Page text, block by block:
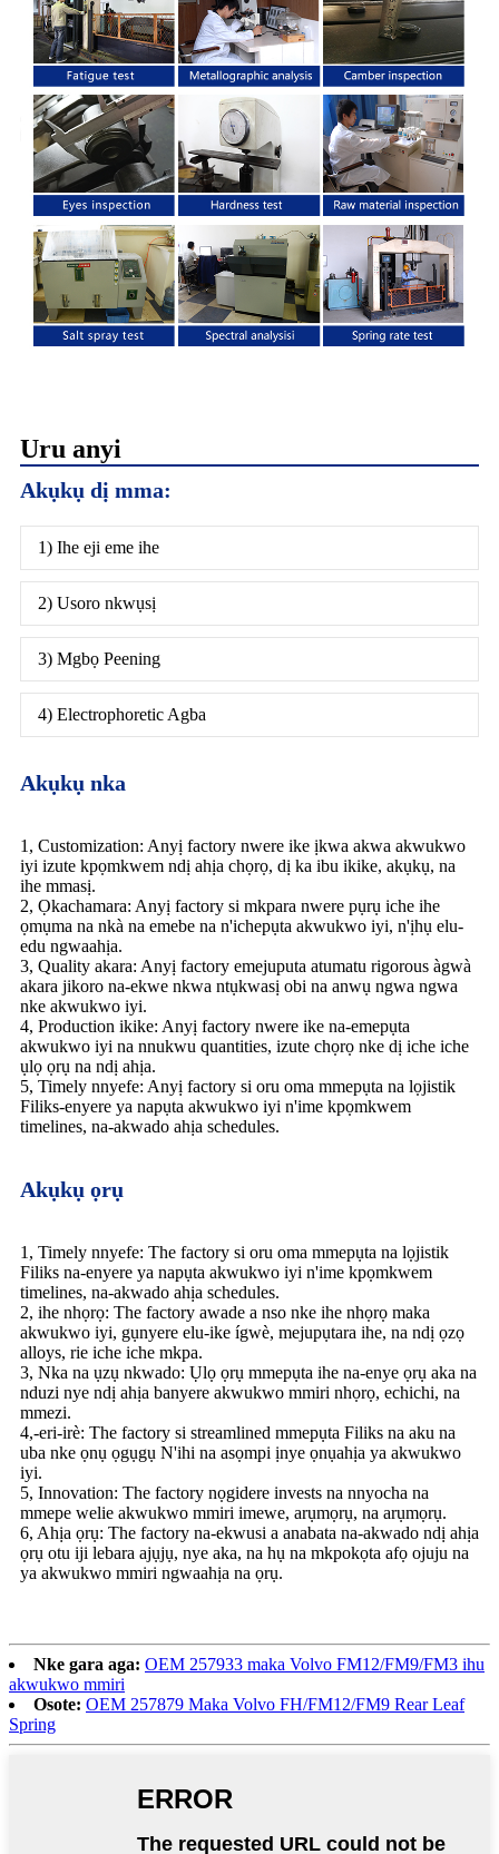
Uru anyi
Akụkụ dị mma:
1) Ihe eji eme ihe
2) Usoro nkwụsị
3) Mgbọ Peening
4) Electrophoretic Agba
Akụkụ nka
1, Customization: Anyị factory nwere ike ịkwa akwa akwukwo
iyi izute kpọmkwem ndị ahịa chọrọ, dị ka ibu ikike, akụkụ, na
ihe mmasị.
2, Ọkachamara: Anyị factory si mkpara nwere pụrụ iche ihe
ọmụma na nkà na emebe na n'ichepụta akwukwo iyi, n'ịhụ elu-
edu ngwaahịa.
3, Quality akara: Anyị factory emejuputa atumatu rigorous àgwà
akara jikoro na-ekwe nkwa ntụkwasị obi na anwụ ngwa ngwa
nke akwukwo iyi.
4, Production ikike: Anyị factory nwere ike na-emepụta
akwukwo iyi na nnukwu quantities, izute chọrọ nke dị iche iche
ụlọ ọrụ na ndị ahịa.
5, Timely nnyefe: Anyị factory si oru oma mmepụta na lọjistik
Filiks-enyere ya napụta akwukwo iyi n'ime kpọmkwem
timelines, na-akwado ahịa schedules.
Akụkụ ọrụ
1, Timely nnyefe: The factory si oru oma mmepụta na lọjistik
Filiks na-enyere ya napụta akwukwo iyi n'ime kpọmkwem
timelines, na-akwado ahịa schedules.
2, ihe nhọrọ: The factory awade a nso nke ihe nhọrọ maka
akwukwo iyi, gụnyere elu-ike ígwè, mejupụtara ihe, na ndị ọzọ
alloys, rie iche iche mkpa.
3, Nka na ụzụ nkwado: Ụlọ ọrụ mmepụta ihe na-enye ọrụ aka na
nduzi nye ndị ahịa banyere akwukwo mmiri nhọrọ, echichi, na
mmezi.
4,-eri-irè: The factory si streamlined mmepụta Filiks na aku na
uba nke ọnụ ọgụgụ N'ihi na asọmpi ịnye ọnụahịa ya akwukwo
iyi.
5, Innovation: The factory nọgidere invests na nnyocha na
mmepe welie akwukwo mmiri imewe, arụmọrụ, na arụmọrụ.
6, Ahịa ọrụ: The factory na-ekwusi a anabata na-akwado ndị ahịa
ọrụ otu iji lebara ajụjụ, nye aka, na hụ na mkpokọta afọ ojuju na
ya akwukwo mmiri ngwaahịa na ọrụ.
Nke gara aga: OEM 257933 maka Volvo FM12/FM9/FM3 ihu
akwukwo mmiri
Osote: OEM 257879 Maka Volvo FH/FM12/FM9 Rear Leaf
Spring